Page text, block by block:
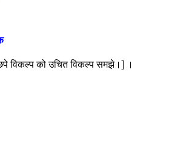
विकल्प को उचित विकल्प समझे।] ।